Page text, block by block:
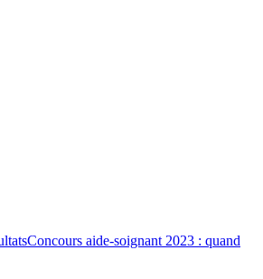
Concours aide-soignant 2023 : quand